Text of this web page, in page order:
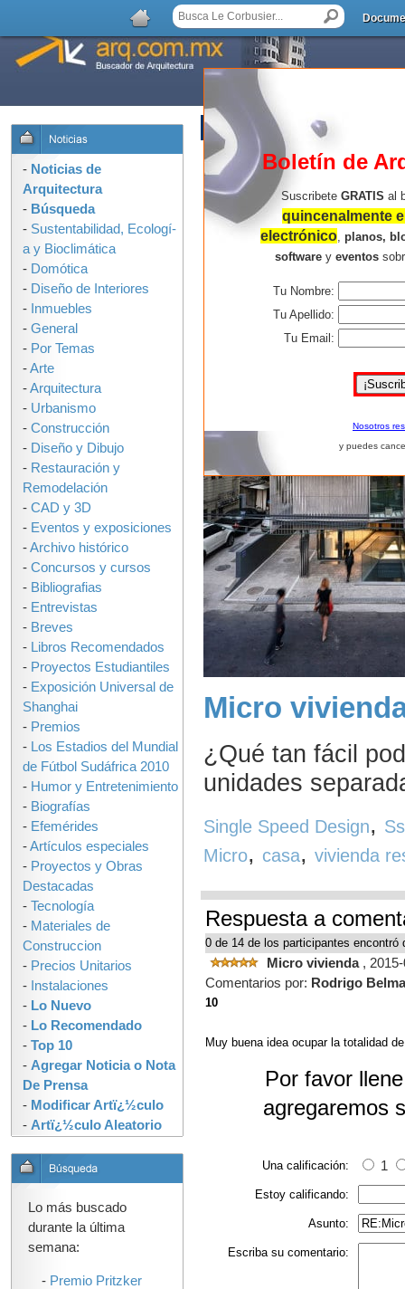
AGREGAR COMENTARIO
Micro
¿Qué tan fácil
unidades
Single Speed Design,
Micro, casa, vivienda
Respuesta a
0 de 14 de los participantes
Micro vivienda ,
Comentarios por: Rodrigo
10
Muy buena idea ocupar la totalidad
Por favor
agregaremos
Una calificación: 1
Estoy calificando:
Asunto:
Escriba su comentario:
Boletín de
Suscribete GRATIS al
quincenalmente
electrónico, planos,
softwarey eventos
Tu Nombre:
Tu Apellido:
Tu Email:
Nosotros
y puedes
- Noticias de
Arquitectura
- Búsqueda
- Sustentabilidad, Ecologí­
a y Bioclimática
- Domótica
- Diseño de Interiores
- Inmuebles
- General
- Por Temas
-Arte
-Arquitectura
- Urbanismo
- Construcción
- Diseño y Dibujo
- Restauración y
Remodelación
- CAD y 3D
- Eventos y exposiciones
-Archivo histórico
- Concursos y cursos
- Bibliografias
- Entrevistas
- Breves
- Libros Recomendados
- Proyectos Estudiantiles
- Exposición Universal de
Shanghai
- Premios
- Los Estadios del Mundial
de Fútbol Sudáfrica 2010
- Humor y Entretenimiento
- Biografías
- Efemérides
-Artículos especiales
- Proyectos y Obras
Destacadas
- Tecnología
- Materiales de
Construccion
- Precios Unitarios
- Instalaciones
- Lo Nuevo
- Lo Recomendado
- Top 10
- Agregar Noticia o Nota
De Prensa
- Modificar Artï¿½culo
- Artï¿½culo Aleatorio
Lo más buscado
durante la última
semana:
- Premio Pritzker